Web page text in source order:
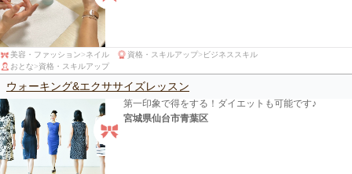
美容・ファッション>ネイル 資格・スキルアップ> ビジネススキル
おとな>資格・スキルアップ
ウォーキング&エクササイズレッスン
第一印象で得をする！ダイエットも可能です♪
宮城県仙台市青葉区